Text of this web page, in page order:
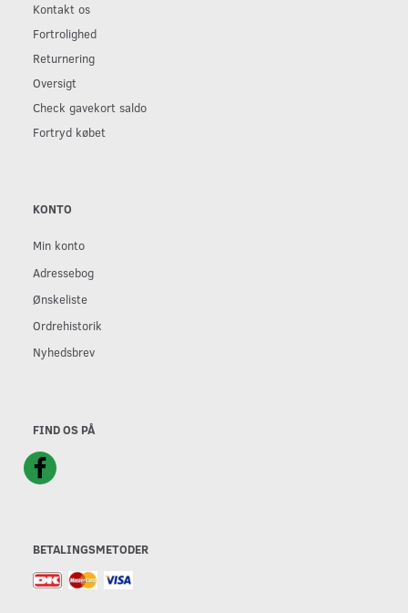
Kontakt os
Fortrolighed
Returnering
Oversigt
Check gavekort saldo
Fortryd købet
KONTO
Min konto
Adressebog
Ønskeliste
Ordrehistorik
Nyhedsbrev
FIND OS PÅ
BETALINGSMETODER